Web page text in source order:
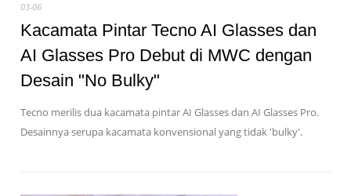
03-06
Kacamata Pintar Tecno AI Glasses dan
AI Glasses Pro Debut di MWC dengan
Desain "No Bulky"
Tecno merilis dua kacamata pintar AI Glasses dan AI Glasses Pro.
Desainnya serupa kacamata konvensional yang tidak 'bulky'.